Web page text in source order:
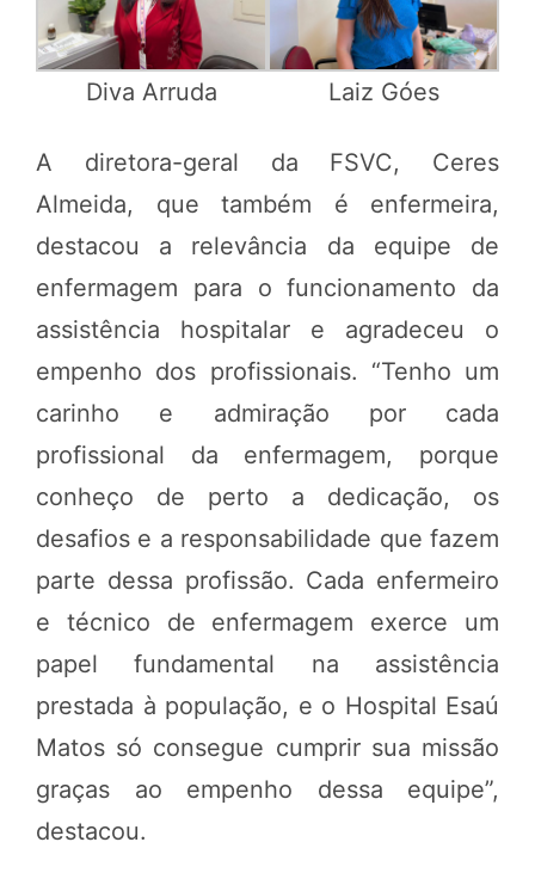
Diva Arruda Laiz Góes
A diretora-geral da FSVC, Ceres
Almeida, que também é enfermeira,
destacou a relevância da equipe de
enfermagem para o funcionamento da
assistência hospitalar e agradeceu o
empenho dos profissionais. “Tenho um
carinho e admiração por cada
profissional da enfermagem, porque
conheço de perto a dedicação, os
desafios e a responsabilidade que fazem
parte dessa profissão. Cada enfermeiro
e técnico de enfermagem exerce um
papel fundamental na assistência
prestada à população, e o Hospital Esaú
Matos só consegue cumprir sua missão
graças ao empenho dessa equipe”,
destacou.